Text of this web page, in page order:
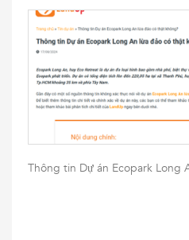
Thông tin Dự án Ecopark Long